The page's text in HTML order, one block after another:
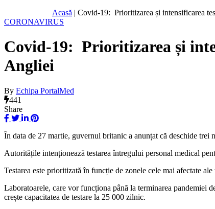
Acasă | Covid-19: Prioritizarea și intensificarea
CORONAVIRUS
Covid-19: Prioritizarea și
Angliei
By Echipa PortalMed
441
Share
În data de 27 martie, guvernul britanic a anunțat că deschide
Autoritățile intenționează testarea întregului personal medical
Testarea este prioritizată în funcție de zonele cele mai afectate
Laboratoarele, care vor funcționa până la terminarea pandemiei
crește capacitatea de testare la 25 000 zilnic.